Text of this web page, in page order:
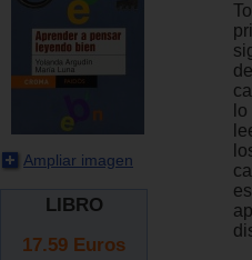
Ampliar imagen
LIBRO
17.59 Euros